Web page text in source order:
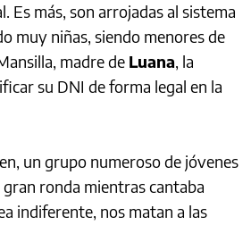
Es más, son arrojadas al sistema
muy niñas, siendo menores de
madre de Luana, la
su DNI de forma legal en la
un grupo numeroso de jóvenes
ronda mientras cantaba
indiferente, nos matan a las